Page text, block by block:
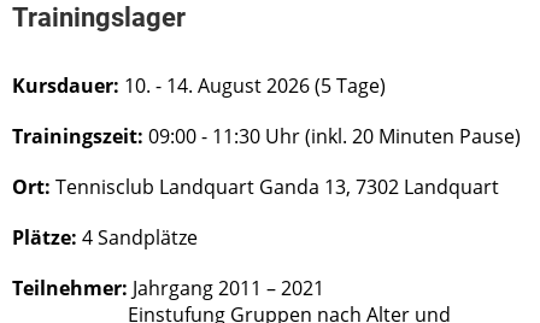
Trainingslager
Kursdauer: 10. - 14. August 2026 (5 Tage)
Trainingszeit: 09:00 - 11:30 Uhr (inkl. 20 Minuten Pause)
Ort: Tennisclub Landquart Ganda 13, 7302 Landquart
Plätze: 4 Sandplätze
Teilnehmer: Jahrgang 2011 – 2021
Einstufung Gruppen nach Alter und